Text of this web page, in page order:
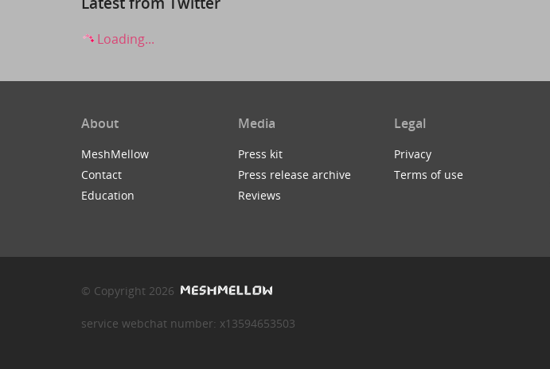
Loading...
About
MeshMellow
Contact
Education
Media
Press kit
Press release archive
Reviews
Legal
Privacy
Terms of use
© Copyright 2026
service webchat number: x13594653503